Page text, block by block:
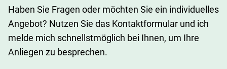
Haben Sie Fragen oder möchten Sie ein individuelles
Angebot? Nutzen Sie das Kontaktformular und ich
melde mich schnellstmöglich bei Ihnen, um Ihre
Anliegen zu besprechen.